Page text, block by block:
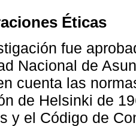
Éticas
fue
Nacional de
cuenta las
de Helsinki de
y el Código de